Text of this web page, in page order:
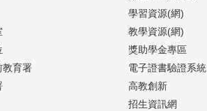
教育署
學習資源(網)
教學資源(網)
獎助學金專區
電子證書驗證系統
高教創新
招生資訊網